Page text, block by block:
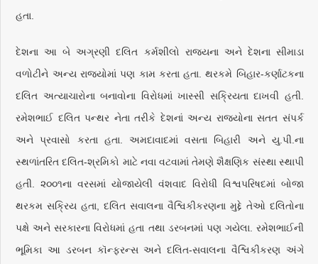
હતા.
દેશના આ બે અગ્રણી દલિત કર્મશીલો રાજ્યના અને દેશના સીમાડા
વળોટીને અન્ય રાજ્યોમાં પણ કામ કરતા હતા. થરકમે બિહાર-કર્ણાટકના
દલિત અત્યાચારોના બનાવોના વિરોધમાં ખાસ્સી સક્રિયતા દાખવી હતી.
રમેશભાઈ દલિત પન્થર નેતા તરીકે દેશનાં અન્ય રાજ્યોના સતત સંપર્ક
અને પ્રવાસો કરતા હતા. અમદાવાદમાં વસતા બિહારી અને યુ.પી.ના
સ્થળાંતરિત દલિત-શ્રમિકો માટે નવા વટવામાં તેમણે શૈક્ષણિક સંસ્થા સ્થાપી
હતી. ૨૦૦૧ના વરસમાં યોજાયેલી વંશવાદ વિરોધી વિશ્વપરિષદમાં બોજા
થરકમ સક્રિય હતા, દલિત સવાલના વૈશ્વિકીકરણના મુદ્દે તેઓ દલિતોના
પક્ષે અને સરકારના વિરોધમાં હતા તથા ડરબનમાં પણ ગયેલા. રમેશભાઈની
ભૂમિકા આ ડરબન કૉન્ફરન્સ અને દલિત-સવાલના વૈશ્વિકીકરણ અંગે